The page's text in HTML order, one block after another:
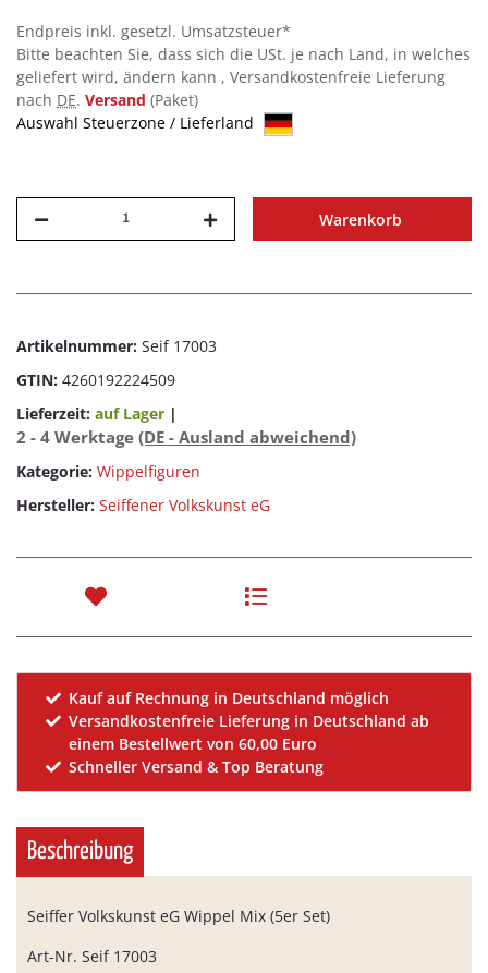
Endpreis inkl. gesetzl. Umsatzsteuer*
Bitte beachten Sie, dass sich die USt. je nach Land, in welches
geliefert wird, ändern kann , Versandkostenfreie Lieferung
nach DE. Versand (Paket)
Auswahl Steuerzone / Lieferland
Warenkorb
Artikelnummer: Seif 17003
GTIN: 4260192224509
Lieferzeit: auf Lager |
2 - 4 Werktage (DE - Ausland abweichend)
Kategorie: Wippelfiguren
Hersteller: Seiffener Volkskunst eG
Kauf auf Rechnung in Deutschland möglich
Versandkostenfreie Lieferung in Deutschland ab
einem Bestellwert von 60,00 Euro
Schneller Versand & Top Beratung
Beschreibung
Seiffer Volkskunst eG Wippel Mix (5er Set)
Art-Nr. Seif 17003